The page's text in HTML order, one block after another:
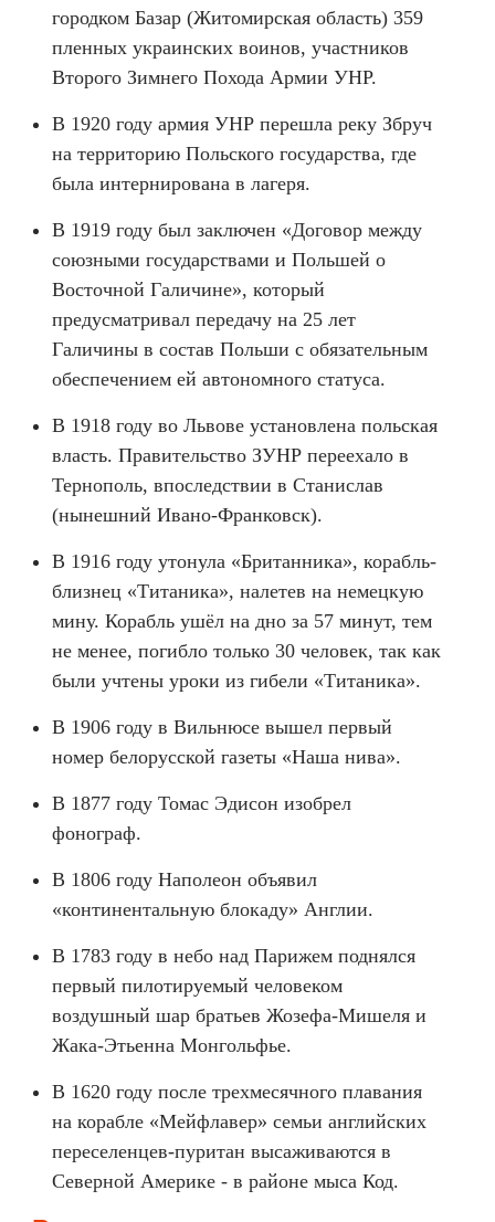
городком Базар (Житомирская область) 359
пленных украинских воинов, участников
Второго Зимнего Похода Армии УНР.
В 1920 году армия УНР перешла реку Збруч
на территорию Польского государства, где
была интернирована в лагеря.
В 1919 году был заключен «Договор между
союзными государствами и Польшей о
Восточной Галичине», который
предусматривал передачу на 25 лет
Галичины в состав Польши с обязательным
обеспечением ей автономного статуса.
В 1918 году во Львове установлена польская
власть. Правительство ЗУНР переехало в
Тернополь, впоследствии в Станислав
(нынешний Ивано-Франковск).
В 1916 году утонула «Британника», корабль-
близнец «Титаника», налетев на немецкую
мину. Корабль ушёл на дно за 57 минут, тем
не менее, погибло только 30 человек, так как
были учтены уроки из гибели «Титаника».
В 1906 году в Вильнюсе вышел первый
номер белорусской газеты «Наша нива».
В 1877 году Томас Эдисон изобрел
фонограф.
В 1806 году Наполеон объявил
«континентальную блокаду» Англии.
В 1783 году в небо над Парижем поднялся
первый пилотируемый человеком
воздушный шар братьев Жозефа-Мишеля и
Жака-Этьенна Монгольфье.
В 1620 году после трехмесячного плавания
на корабле «Мейфлавер» семьи английских
переселенцев-пуритан высаживаются в
Северной Америке - в районе мыса Код.